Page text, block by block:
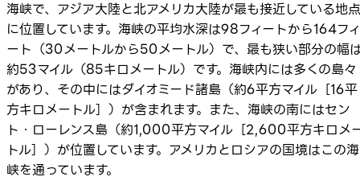
海峡で、アジア大陸と北アメリカ大陸が最も接近している地点
に位置しています。海峡の平均水深は98フィートから164フィ
ート（30メートルから50メートル）で、最も狭い部分の幅
約53マイル（85キロメートル）です。海峡内には多くの島々
があり、その中にはダイオミード諸島（約6平方マイル［16平
方キロメートル］）が含まれます。また、海峡の南にはセン
ト・ローレンス島（約1,000平方マイル［2,600平方キロメ
トル］）が位置しています。アメリカとロシアの国境はこの海
峡を通っています。